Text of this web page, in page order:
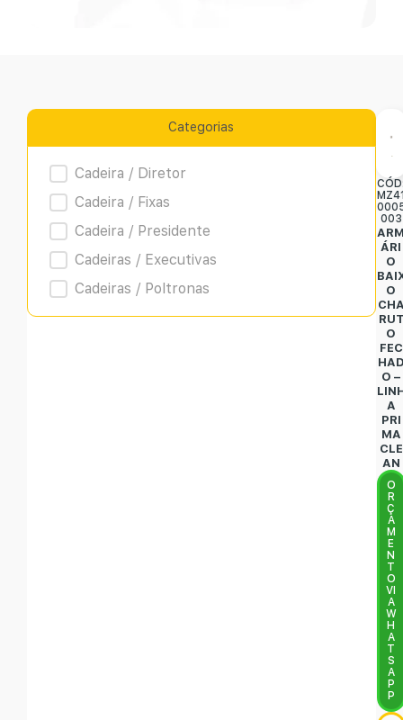
Categorias
Product Archive
Cadeira / Diretor
Cadeira / Fixas
Cadeira / Presidente
Cadeiras / Executivas
Cadeiras / Poltronas
003
ÁRI
O
O
RUT
O
FEC
O –
A
PRI
MA
CLE
AN
O
R
Ç
A
M
E
N
T
O
VI
A
W
H
A
T
S
A
P
P